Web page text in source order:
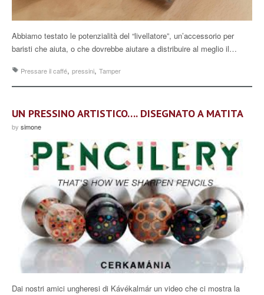
Abbiamo testato le potenzialità del “livellatore”, un’accessorio per
baristi che aiuta, o che dovrebbe aiutare a distribuire al meglio il…
Pressare il caffé, pressini, Tamper
UN PRESSINO ARTISTICO…. DISEGNATO A MATITA
by simone
Dai nostri amici ungheresi di Kávékalmár un video che ci mostra la